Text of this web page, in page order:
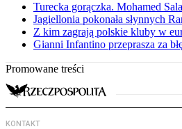
Turecka gorączka. Mohamed
Jagiellonia pokonała słynnych
Z kim zagrają polskie kluby w
Gianni Infantino przeprasza za
Promowane treści
KONTAKT